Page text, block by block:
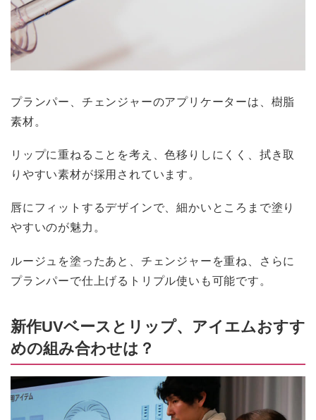
プランパー、チェンジャーのアプリケーターは、樹脂
素材。
リップに重ねることを考え、色移りしにくく、拭き取
りやすい素材が採用されています。
唇にフィットするデザインで、細かいところまで塗り
やすいのが魅力。
ルージュを塗ったあと、チェンジャーを重ね、さらに
プランパーで仕上げるトリプル使いも可能です。
新作UVベースとリップ、アイエムおすす
めの組み合わせは？